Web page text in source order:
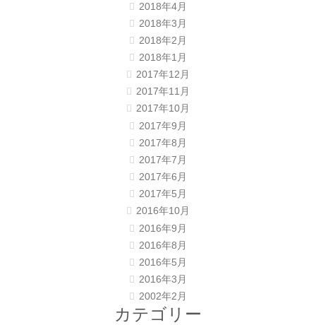
2018年4月
2018年3月
2018年2月
2018年1月
2017年12月
2017年11月
2017年10月
2017年9月
2017年8月
2017年7月
2017年6月
2017年5月
2016年10月
2016年9月
2016年8月
2016年5月
2016年3月
2002年2月
カテゴリー